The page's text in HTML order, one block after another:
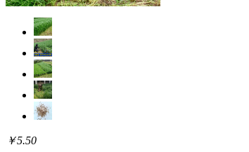
￥5.50